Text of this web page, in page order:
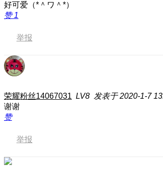
好可爱（*＾ワ＾*）
赞1
举报
荣耀粉丝14067031 LV8 发表于 2020-1-7
谢谢
赞
举报